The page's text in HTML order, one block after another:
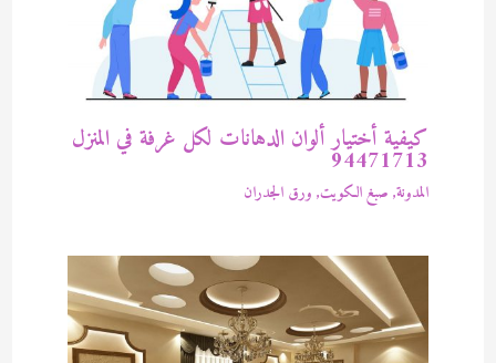
كيفية أختيار ألوان الدهانات لكل غرفة في المنزل
94471713
المدونة, صبغ الكويت, ورق الجدران